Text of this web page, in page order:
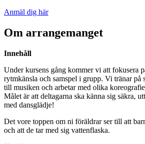
Anmäl dig här
Om arrangemanget
Innehåll
Under kursens gång kommer vi att fokusera
rytmkänsla och samspel i grupp. Vi tränar på
till musiken och arbetar med olika
Målet är att deltagarna ska känna sig säkra,
med dansglädje!
Det vore toppen om ni föräldrar ser till att
och att de tar med sig vattenflaska.